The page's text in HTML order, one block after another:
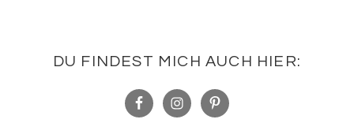
DU FINDEST MICH AUCH HIER: